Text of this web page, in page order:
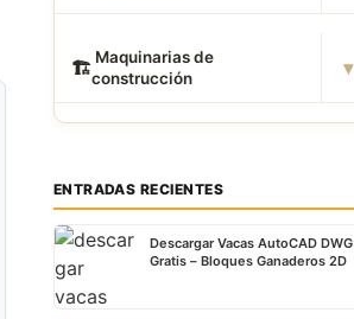
🏗 ️ Maquinarias de
construcción
▾
ENTRADAS RECIENTES
Descargar Vacas AutoCAD DWG
Gratis – Bloques Ganaderos 2D